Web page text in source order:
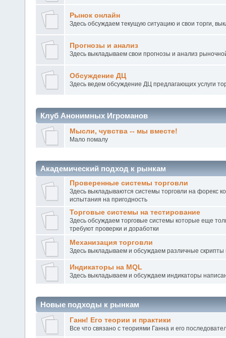
Рынок онлайн
Здесь обсуждаем текущую ситуацию и свои торги,
Прогнозы и анализ
Здесь выкладываем свои прогнозы и анализ
Обсуждение ДЦ
Здесь ведем обсуждение ДЦ предлагающих услуги
Клуб Анонимных Игроманов
Мысли, чувства -- мы вместе!
Мало помалу
Академический подход к рынкам
Проверенные системы торговли
Здесь выкладываются системы торговли на форекс
испытания на пригодность
Торговые системы на тестирование
Здесь обсуждаем торговые системы которые еще
требуют проверки и доработки
Механизация торговли
Здесь выкладываем и обсуждаем различные скрипты
Индикаторы на MQL
Здесь выкладываем и обсуждаем индикаторы
Новые подходы к рынкам
Ганн! Его теории и практики
Все что связано с теориями Ганна и его